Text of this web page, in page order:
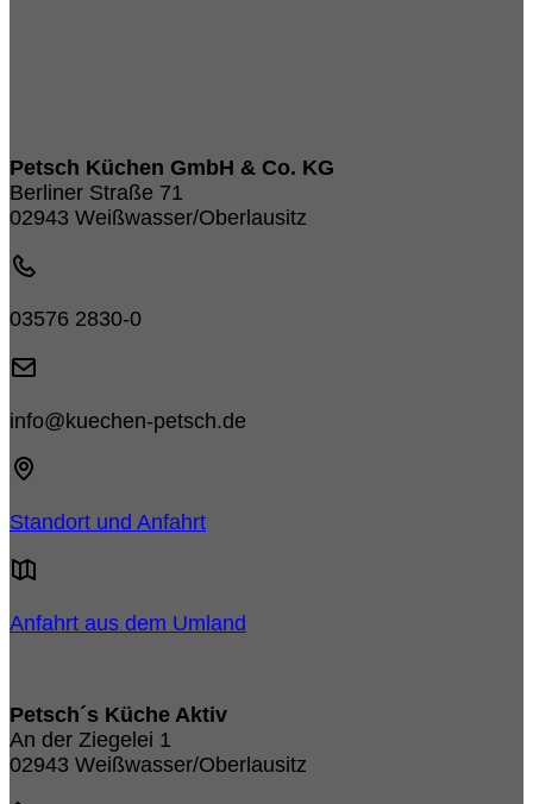
Petsch Küchen GmbH & Co. KG
Berliner Straße 71
02943 Weißwasser/Oberlausitz
03576 2830-0
info@kuechen-petsch.de
Standort und Anfahrt
Anfahrt aus dem Umland
Petsch´s Küche Aktiv
An der Ziegelei 1
02943 Weißwasser/Oberlausitz